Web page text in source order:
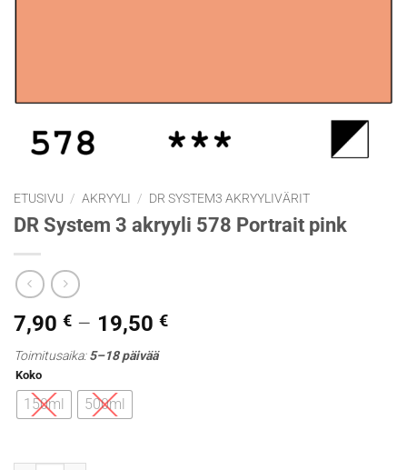
ETUSIVU / AKRYYLI / DR SYSTEM3 AKRYYLIVÄRIT
DR System 3 akryyli 578 Portrait pink
7,90 € – 19,50 €Hintaluokka:
Toimitusaika:5–18 päivää
Koko
150ml 500ml